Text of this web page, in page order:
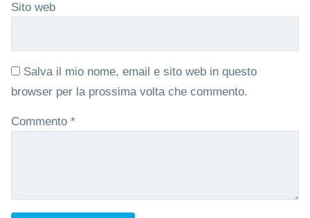
Sito web
Salva il mio nome, email e sito web in questo
browser per la prossima volta che commento.
Commento *